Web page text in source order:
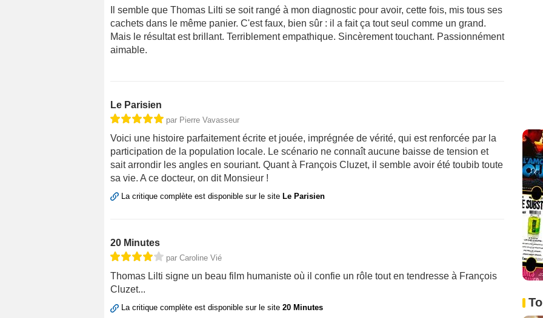
Il semble que Thomas Lilti se soit rangé à mon diagnostic pour avoir, cette fois, mis tous ses
cachets dans le même panier. C'est faux, bien sûr : il a fait ça tout seul comme un grand.
Mais le résultat est brillant. Terriblement empathique. Sincèrement touchant. Passionnément
aimable.
Le Parisien
par Pierre Vavasseur
Voici une histoire parfaitement écrite et jouée, imprégnée de vérité, qui est renforcée par la
participation de la population locale. Le scénario ne connaît aucune baisse de tension et
sait arrondir les angles en souriant. Quant à François Cluzet, il semble avoir été toubib toute
sa vie. A ce docteur, on dit Monsieur !
La critique complète est disponible sur le site Le Parisien
20 Minutes
par Caroline Vié
Thomas Lilti signe un beau film humaniste où il confie un rôle tout en tendresse à François
Cluzet...
La critique complète est disponible sur le site 20 Minutes